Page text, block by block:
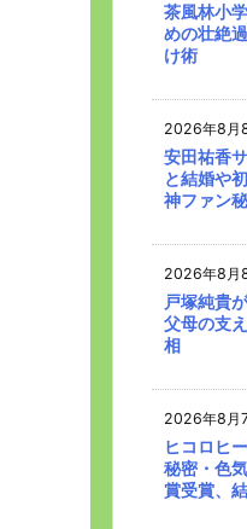
茶風林小
めの壮絶
け術
2026年8月
安田祐香
と結婚や
神ファン
2026年8月
戸塚純貴
父母の支
相
2026年8月
ヒコロヒ
秘密・色
賞受賞、